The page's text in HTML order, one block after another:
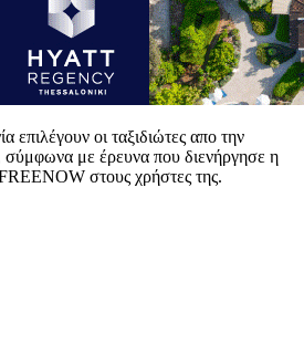
επιλέγουν οι ταξιδιώτες απο την
σύμφωνα με έρευνα που διενήργησε η
στους χρήστες της.